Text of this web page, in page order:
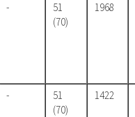
-
51
(70)
1968
-
51
(70)
1422